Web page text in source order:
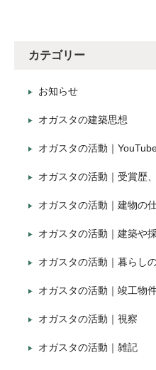
カテゴリー
お知らせ
オガスタの建築思想
オガスタの活動｜
オガスタの活動｜受賞歴
オガスタの活動｜建物の
オガスタの活動｜建築や
オガスタの活動｜暮らし
オガスタの活動｜竣工物
オガスタの活動｜視察
オガスタの活動｜雑記